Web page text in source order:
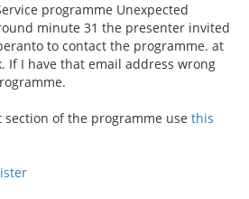
programme Unexpected
minute 31 the presenter invited
to contact the programme. at
If I have that email address wrong
of the programme use this